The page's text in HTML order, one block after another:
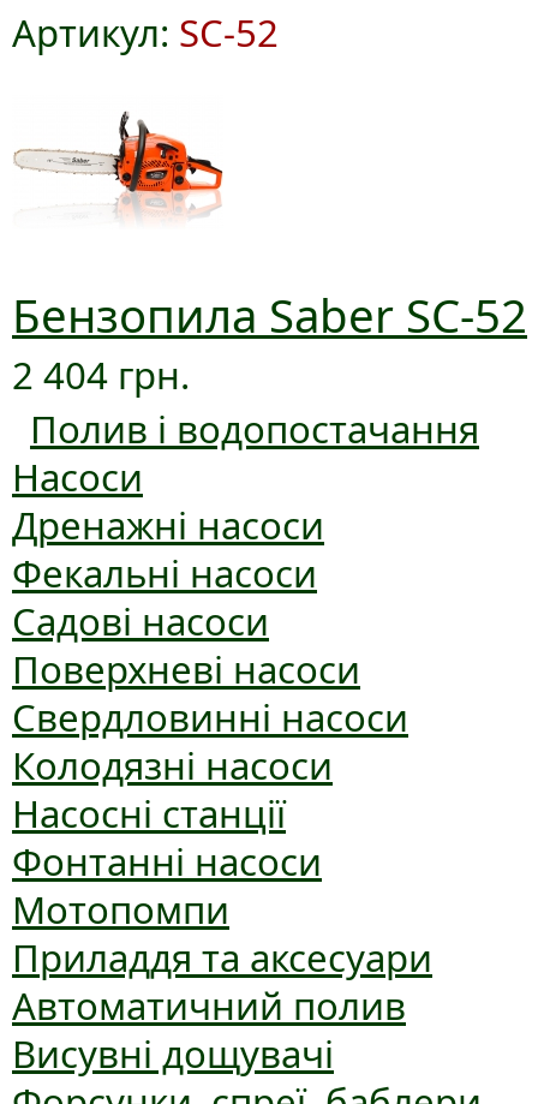
Артикул: SC-52
Бензопила Saber SC-52
2 404 грн.
Полив і водопостачання
Насоси
Дренажні насоси
Фекальні насоси
Садові насоси
Поверхневі насоси
Свердловинні насоси
Колодязні насоси
Насосні станції
Фонтанні насоси
Мотопомпи
Приладдя та аксесуари
Автоматичний полив
Висувні дощувачі